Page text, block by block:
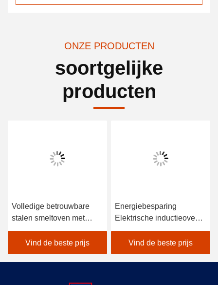
ONZE PRODUCTEN
soortgelijke
producten
Volledige betrouwbare
stalen smeltoven met
weinig onderhoud
Vind de beste prijs
Energiebesparing
Elektrische inductieoven
Smeltstaal Lage
onderhoud
Vind de beste prijs